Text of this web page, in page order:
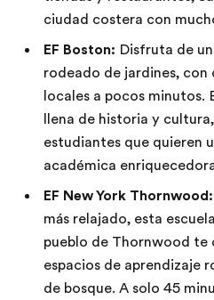
ciudad costera con
EF Boston: Disfruta de
rodeado de jardines,
locales a pocos minutos.
llena de historia y
estudiantes que quieren
académica
EF New York Thornwood:
más relajado, esta
pueblo de Thornwood te
espacios de aprendizaje
de bosque. A solo 45